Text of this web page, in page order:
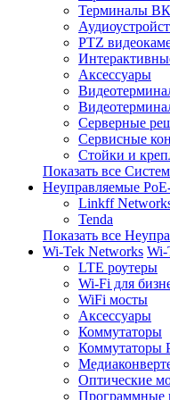
Терминалы
PTZ
Аксессуары
Серверные
Сервисные
Стойки и
Показать все
Неуправляемые
Linkff
Tenda
Показать все
Wi-Tek Networks Wi-
LTE роутеры
Wi-Fi для
WiFi мосты
Аксессуары
Коммутаторы
Коммутаторы
Оптические
Программные